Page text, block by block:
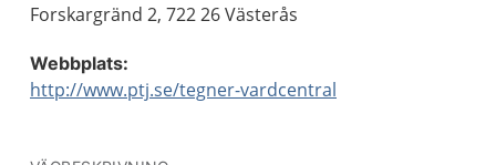
Forskargränd 2, 722 26 Västerås
Webbplats:
http://www.ptj.se/tegner-vardcentral